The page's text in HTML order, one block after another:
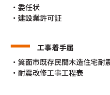
・委任状
・建設業許可証
工事着手届
・箕面市既存民間木造住宅耐
・耐震改修工事工程表